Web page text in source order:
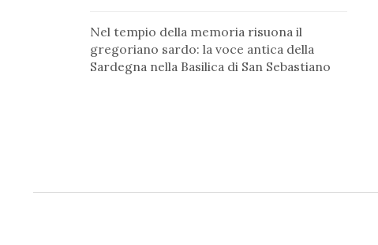
Nel tempio della memoria risuona il
gregoriano sardo: la voce antica della
Sardegna nella Basilica di San Sebastiano